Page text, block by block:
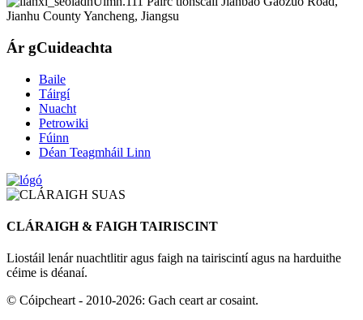
Jianhu County Yancheng, Jiangsu
Ár gCuideachta
Baile
Táirgí
Nuacht
Petrowiki
Fúinn
Déan Teagmháil Linn
CLÁRAIGH & FAIGH TAIRISCINT
Liostáil lenár nuachtlitir agus faigh na tairiscintí agus na harduithe
céime is déanaí.
© Cóipcheart - 2010-2026: Gach ceart ar cosaint.